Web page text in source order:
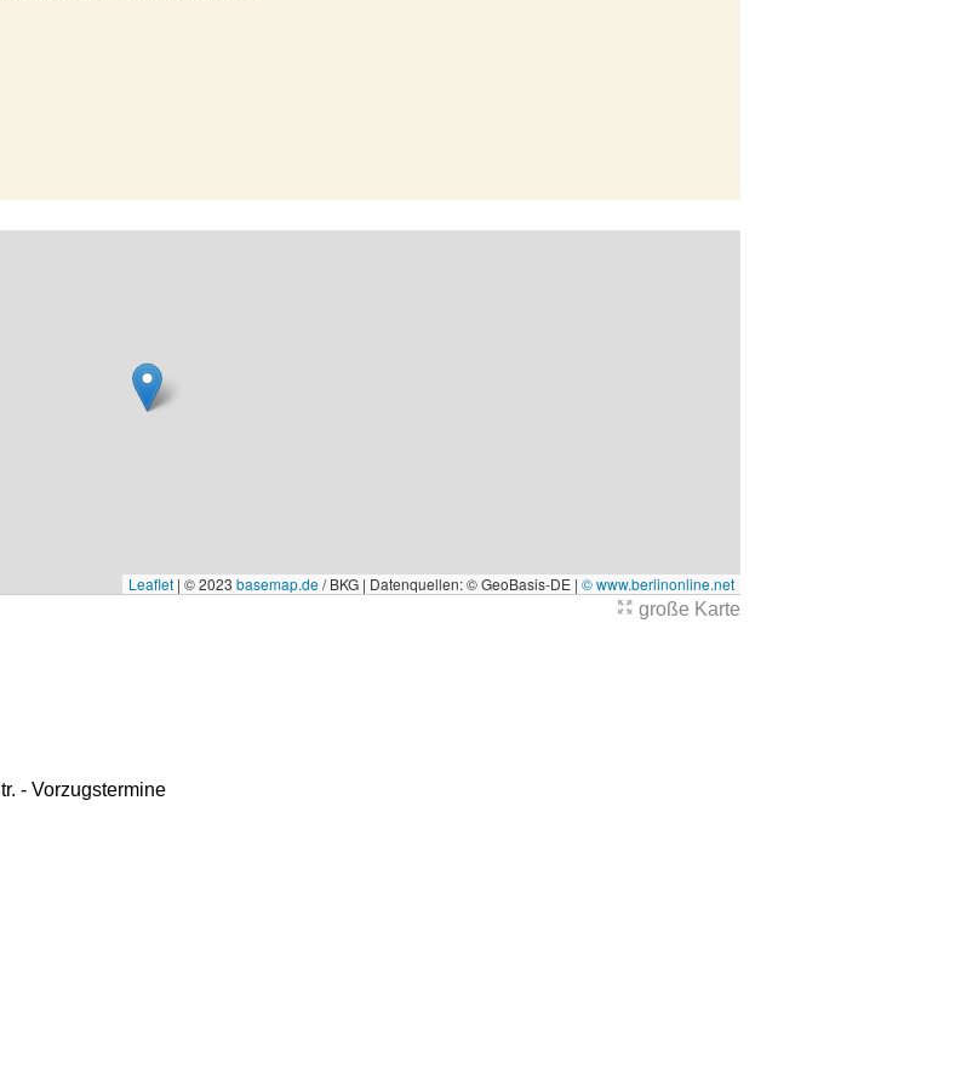
Leaflet | © 2023 basemap.de/ BKG | Datenquellen: © GeoBasis-DE | © www.berlinonline.net
große Karte
- Vorzugstermine